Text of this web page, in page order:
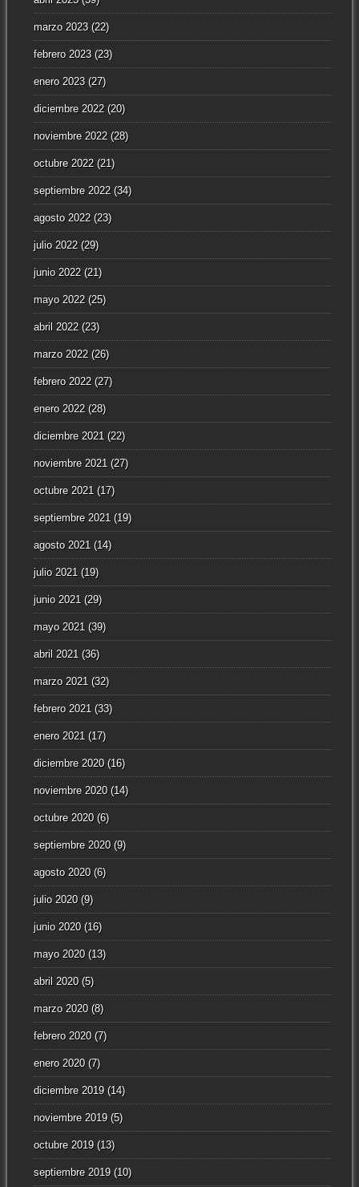
marzo 2023(22)
febrero 2023(23)
enero 2023(27)
diciembre 2022(20)
noviembre 2022(28)
octubre 2022(21)
septiembre 2022(34)
agosto 2022(23)
julio 2022(29)
junio 2022(21)
mayo 2022(25)
abril 2022(23)
marzo 2022(26)
febrero 2022(27)
enero 2022(28)
diciembre 2021 (22)
noviembre 2021 (27)
octubre 2021 (17)
septiembre 2021 (19)
agosto 2021 (14)
julio 2021 (19)
junio 2021 (29)
mayo 2021 (39)
abril 2021 (36)
marzo 2021 (32)
febrero 2021 (33)
enero 2021 (17)
diciembre 2020(16)
noviembre 2020(14)
octubre 2020(6)
septiembre 2020(9)
agosto 2020(6)
julio 2020(9)
junio 2020(16)
mayo 2020(13)
abril 2020(5)
marzo 2020(8)
febrero 2020(7)
enero 2020(7)
diciembre 2019(14)
noviembre 2019(5)
octubre 2019(13)
septiembre 2019(10)